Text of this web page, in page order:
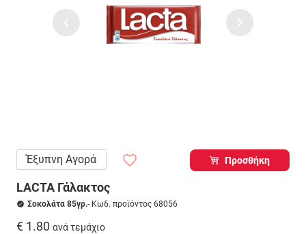
Έξυπνη Αγορά Προσθήκη
LACTA Γάλακτος
Σοκολάτα 85γρ.- Κωδ. προϊόντος 68056
€ 1.80 ανά τεμάχιο